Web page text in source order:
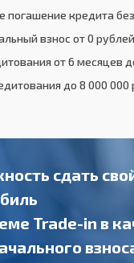
погашение кредита
взнос от 0 рублей
от 6 месяцев
до 8 000 000
сдать
Trade-in в